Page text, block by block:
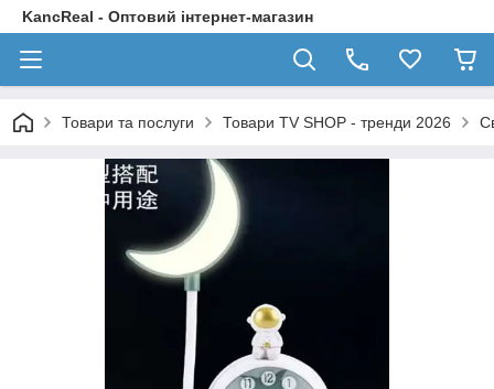
KancReal - Оптовий інтернет-магазин
Товари та послуги Товари TV SHOP - тренди 2026